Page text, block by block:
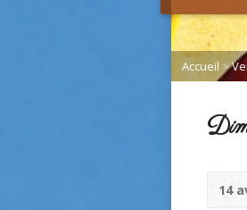
Accueil >
14